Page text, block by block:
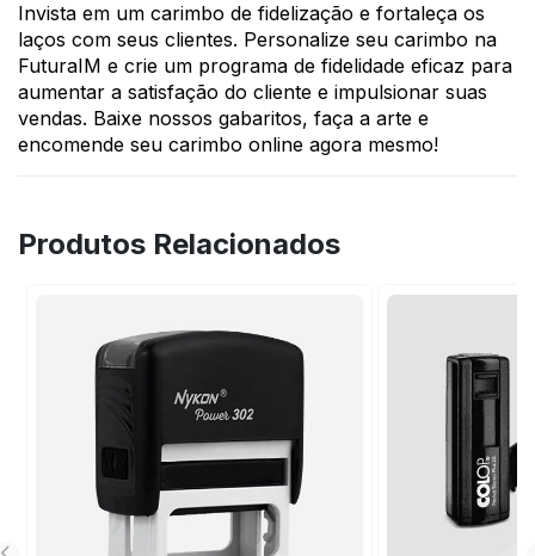
Invista em um carimbo de fidelização e fortaleça os
laços com seus clientes. Personalize seu carimbo na
FuturaIM e crie um programa de fidelidade eficaz para
aumentar a satisfação do cliente e impulsionar suas
vendas. Baixe nossos gabaritos, faça a arte e
encomende seu carimbo online agora mesmo!
Produtos Relacionados